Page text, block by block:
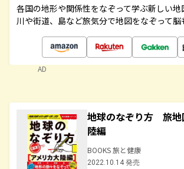
各国の地形や関係性をなぞって学ぶ新しい地
川や街道、島など旅気分で地図をなぞって脳
AD
地球のなぞり方 旅
陸編
BOOKS 旅と健康
2022.10.14 発売